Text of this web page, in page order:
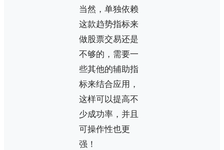
当然，单独依赖
这款趋势指标来
做股票交易还是
不够的，需要一
些其他的辅助指
标来结合应用，
这样可以提高不
少成功率，并且
可操作性也更
强！